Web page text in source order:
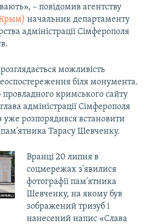
– повідомив агентству
начальник департаменту
адміністрації Сімферополя
можливість
біля монумента.
кримського сайту
адміністрації Сімферополя
уже розпорядився встановити
пам'ятника Тарасу Шевченку.
Вранці 20 липня в
соцмережах з'явилися
фотографії пам'ятника
Шевченку, на якому був
зображений тризуб і
нанесений напис «Слава